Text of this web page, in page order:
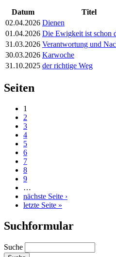
Datum
Titel
02.04.2026 Dienen
01.04.2026 Die Ewigkeit ist schon
31.03.2026 Verantwortung und
30.03.2026 Karwoche
31.10.2025 der richtige Weg
Seiten
1
2
3
4
5
6
7
8
9
…
nächste Seite ›
letzte Seite »
Suchformular
Suche